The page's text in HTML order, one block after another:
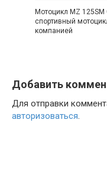
Мотоцикл MZ
спортивный
компанией
Добавить
Для отправки
авторизоваться.